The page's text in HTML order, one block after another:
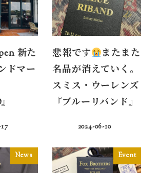
新た
ドマー
悲報です
またまた
名品が消えていく。
スミス・ウーレンズ
『ブルーリバンド』
2024-06-10
News Event